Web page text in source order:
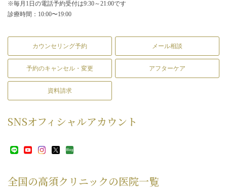
※毎月1日の電話予約受付は9:30～21:00です
診療時間：10:00〜19:00
カウンセリング予約 メール相談
予約のキャンセル・変更 アフターケア
資料請求
SNSオフィシャルアカウント
全国の高須クリニックの医院一覧